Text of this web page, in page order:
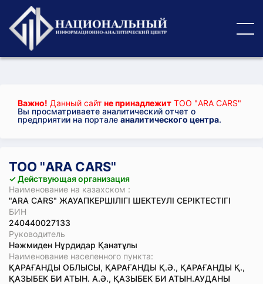
Важно! Данный сайт не принадлежит ТОО "ARA CARS"
Вы просматриваете аналитический отчет о
предприятии на портале аналитического центра.
ТОО "ARA CARS"
✓ Действующая организация
Наименование на казахском :
"ARA CARS" ЖАУАПКЕРШІЛІГІ ШЕКТЕУЛІ СЕРІКТЕСТІГІ
БИН
240440027133
Руководитель
Нәжмиден Нұрдидар Қанатұлы
Наименование населенного пункта:
ҚАРАҒАНДЫ ОБЛЫСЫ, ҚАРАҒАНДЫ Қ.Ә., ҚАРАҒАНДЫ Қ.,
ҚАЗЫБЕК БИ АТЫН. А.Ә., ҚАЗЫБЕК БИ АТЫН.АУДАНЫ